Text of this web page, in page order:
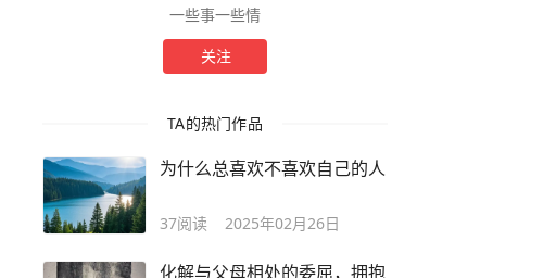
一些事一些情
关注
TA的热门作品
为什么总喜欢不喜欢自己的人
37阅读 2025年02月26日
化解与父母相处的委屈，拥抱